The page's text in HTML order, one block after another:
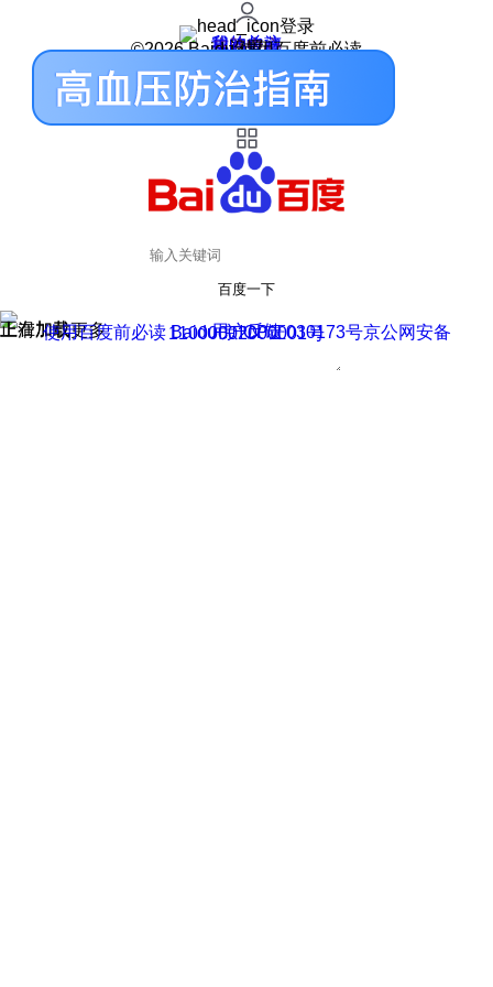
登录
我的关注
我的收藏
皮肤中心
用户反馈
设置
©2026 Baidu 使用百度前必读
百度一下
正在加载
上滑加载更多 用户反馈
使用百度前必读 Baidu 京ICP证030173号
京公网安备11000002000001号